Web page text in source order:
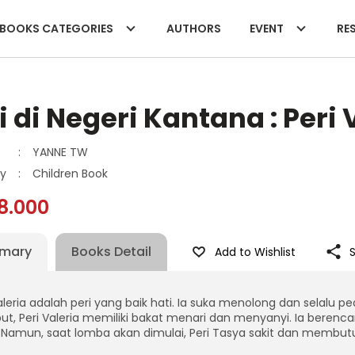
BOOKS CATEGORIES AUTHORS EVENT
di Negeri Kantana :
:
YANNE TW
: Children Book
Books Detail Add to Wishlist
adalah peri yang baik hati. Ia suka menolong dan selalu
Peri Valeria memiliki bakat menari dan menyanyi. Ia
Namun, saat lomba akan dimulai, Peri Tasya sakit dan